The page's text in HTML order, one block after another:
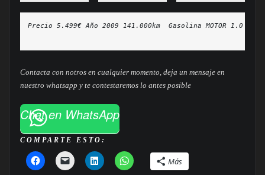
Contacta con notros en cualquier momento, deja un mensaje en
nuestro whatsapp y te contestaremos lo antes posible
Chat en WhatsApp
COMPARTE ESTO:
Más